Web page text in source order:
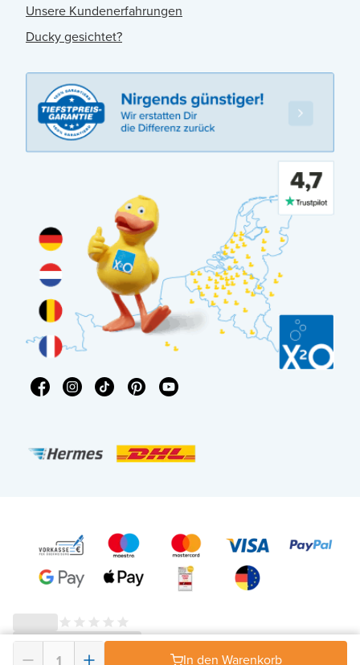
In den Warenkorb
Unsere Kundenerfahrungen
Ducky gesichtet?
© 2026 - X²O Badezimmer – USt-IdNr: DE343506152 -AGB Widerrufsrecht